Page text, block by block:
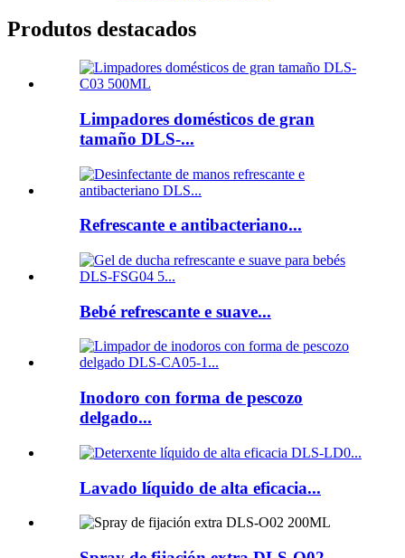
Produtos destacados
Limpadores domésticos de gran
tamaño DLS-...
Refrescante e antibacteriano...
Bebé refrescante e suave...
Inodoro con forma de pescozo
delgado...
Lavado líquido de alta eficacia...